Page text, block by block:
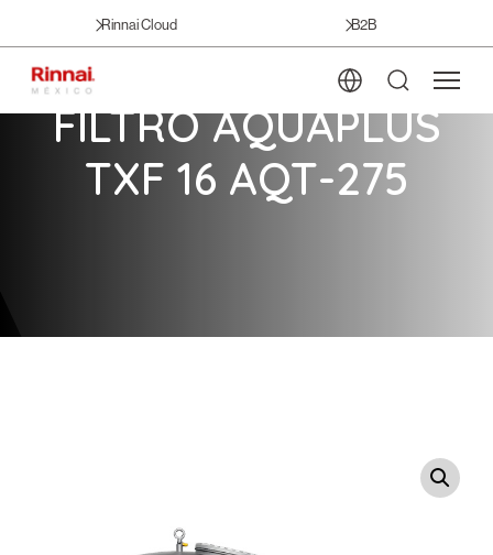
Rinnai Cloud B2B
FILTRO AQUAPLUS
TXF 16 AQT-275